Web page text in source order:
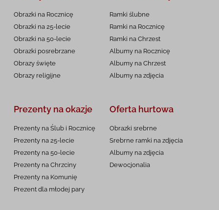
Obrazki na Rocznicę
Obrazki na 25-lecie
Obrazki na 50-lecie
Obrazki posrebrzane
Obrazy święte
Obrazy religijne
Ramki ślubne
Ramki na Rocznicę
Ramki na Chrzest
Albumy na Rocznicę
Albumy na Chrzest
Albumy na zdjęcia
Prezenty na okazje
Prezenty na Ślub i Rocznicę
Prezenty na 25-lecie
Prezenty na 50-lecie
Prezenty na Chrzciny
Prezenty na Komunię
Prezent dla młodej pary
Oferta hurtowa
Obrazki srebrne
Srebrne ramki na zdjęcia
Albumy na zdjęcia
Dewocjonalia